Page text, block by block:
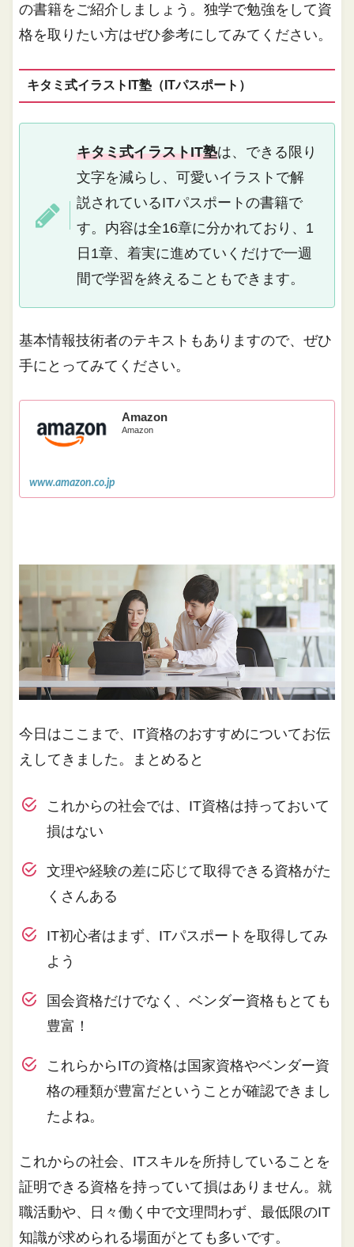
の書籍をご紹介しましょう。独学で勉強をして資
格を取りたい方はぜひ参考にしてみてください。
キタミ式イラストIT塾（ITパスポート）
キタミ式イラストIT塾は、できる限り
文字を減らし、可愛いイラストで解
説されているITパスポートの書籍で
す。内容は全16章に分かれており、1
日1章、着実に進めていくだけで一週
間で学習を終えることもできます。
基本情報技術者のテキストもありますので、ぜひ
手にとってみてください。
Amazon
Amazon
www.amazon.co.jp
今日はここまで、IT資格のおすすめについてお伝
えしてきました。まとめると
これからの社会では、IT資格は持っておいて
損はない
文理や経験の差に応じて取得できる資格がた
くさんある
IT初心者はまず、ITパスポートを取得してみ
よう
国会資格だけでなく、ベンダー資格もとても
豊富！
これらからITの資格は国家資格やベンダー資
格の種類が豊富だということが確認できまし
たよね。
これからの社会、ITスキルを所持していることを
証明できる資格を持っていて損はありません。就
職活動や、日々働く中で文理問わず、最低限のIT
知識が求められる場面がとても多いです。